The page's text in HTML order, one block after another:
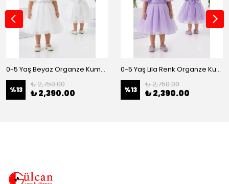
0-5 Yaş Beyaz Organze Kumaş Bel İnci Kemerli Midi Boy Arkası Lastikli Abiye
%13
₺ 2,750.00
₺ 2,390.00
0-5 Yaş Lila Renk Organze Kumaş Bel İnci Kemerli Midi Boy Arkası Lastikli Abiye
%13
₺ 2,750.00
₺ 2,390.00